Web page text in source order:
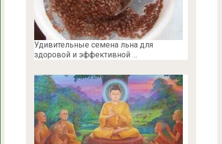
Удивительные семена льна для
здоровой и эффективной …